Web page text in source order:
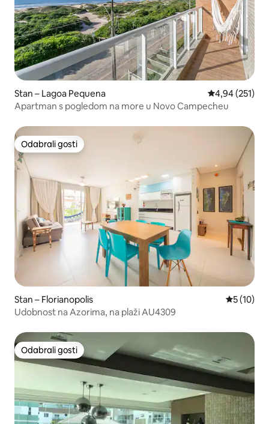
Stan – Lagoa Pequena Prosječna
4,94 (251)
Apartman s pogledom na more u Novo Campecheu
Odabrali gosti
Odabrali gosti
Stan – Florianopolis Prosječna
5 (10)
Udobnost na Azorima, na plaži AU4309
Odabrali gosti
Odabrali gosti